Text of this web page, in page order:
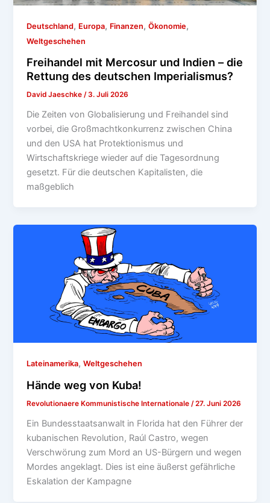
Deutschland, Europa, Finanzen,Ökonomie,
Weltgeschehen
Freihandel mit Mercosur und Indien – die
Rettung des deutschen Imperialismus?
David Jaeschke/3. Juli 2026
Die Zeiten von Globalisierung und Freihandel sind
vorbei, die Großmachtkonkurrenz zwischen China
und den USA hat Protektionismus und
Wirtschaftskriege wieder auf die Tagesordnung
gesetzt. Für die deutschen Kapitalisten, die
maßgeblich
Lateinamerika,Weltgeschehen
Hände weg von Kuba!
Revolutionaere Kommunistische Internationale/27. Juni 2026
Ein Bundesstaatsanwalt in Florida hat den Führer der
kubanischen Revolution, Raúl Castro, wegen
Verschwörung zum Mord an US-Bürgern und wegen
Mordes angeklagt. Dies ist eine äußerst gefährliche
Eskalation der Kampagne